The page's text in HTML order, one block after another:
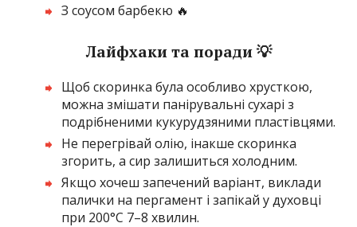
З соусом барбекю 🔥
Лайфхаки та поради 💡
Щоб скоринка була особливо хрусткою,
можна змішати панірувальні сухарі з
подрібненими кукурудзяними пластівцями.
Не перегрівай олію, інакше скоринка
згорить, а сир залишиться холодним.
Якщо хочеш запечений варіант, виклади
палички на пергамент і запікай у духовці
при 200°C 7–8 хвилин.